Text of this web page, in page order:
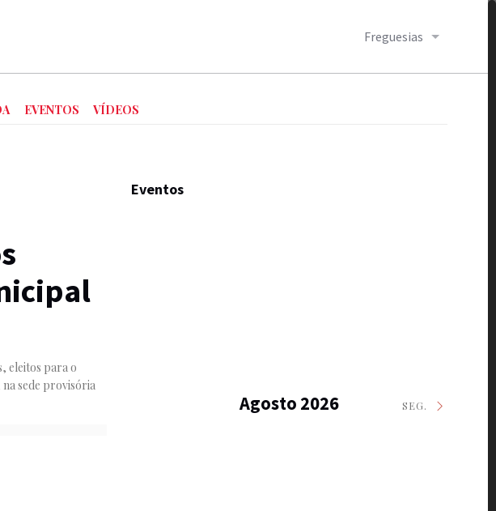
Freguesias
EVENTOS VÍDEOS
eleitos para o
na sede provisória
Eventos
Agosto 2026 SEG.